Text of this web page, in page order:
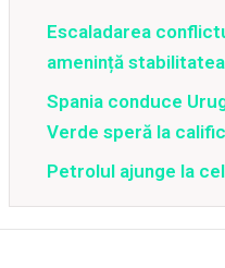
Escaladarea
amenință
Spania conduce
Verde speră la
Petrolul ajunge la